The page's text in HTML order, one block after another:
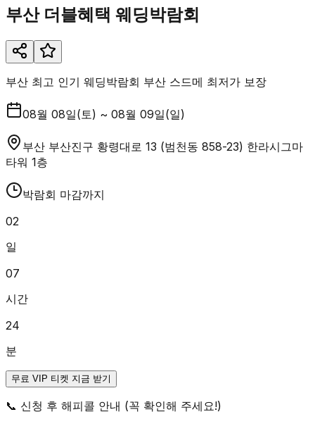
부산 더블혜택 웨딩박람회
부산 최고 인기 웨딩박람회 부산 스드메 최저가 보장
08월 08일(토) ~ 08월 09일(일)
부산 부산진구 황령대로 13 (범천동 858-23) 한라시그마
타워 1층
박람회 마감까지
02
일
07
시간
24
분
무료 VIP 티켓 지금 받기
📞 신청 후 해피콜 안내 (꼭 확인해 주세요!)